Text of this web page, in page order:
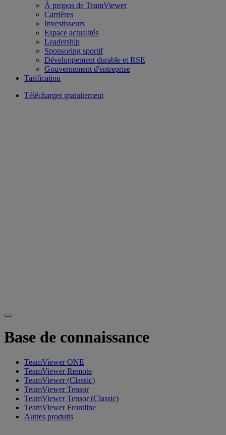
À propos de TeamViewer
Carrières
Investisseurs
Espace actualités
Leadership
Sponsoring sportif
Développement durable et RSE
Gouvernement d'entreprise
Tarification
Télécharger gratuitement
Base de connaissance
TeamViewer ONE
TeamViewer Remote
TeamViewer (Classic)
TeamViewer Tensor
TeamViewer Tensor (Classic)
TeamViewer Frontline
Autres produits